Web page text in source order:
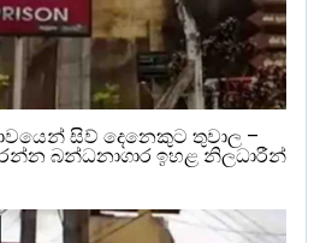
සිව් දෙනෙකුට තුවාල –
බන්ධනාගාර ඉහළ නිලධාරීන්